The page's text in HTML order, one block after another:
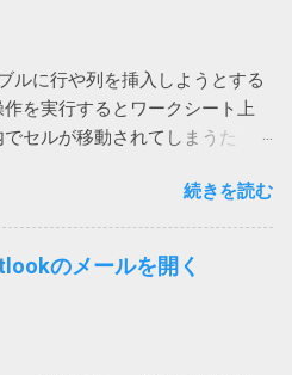
と思います。 レジストリーとは
種アプリ（ソフト）は設定など
理するデータベース（ファイ
ストリーです。 ソフトをインス
れるとWindowsやアプリの挙
ったところ、これは通話ができ
やと思い、iPhoneのWi-Fiをオフ
を試してもらったところ、今
きました。どうやら、ユーザー
通話にUPnPが必要で、問題の
れど効果なし。 海外サイトで
complete the extraction. The
could not be created. などで検
ファイルを右クリックして、
を選んでみたところ、エラー
」が出ました。 それで検
ルに行や列を挿入しようとする
を実行するとワークシート上
セルが移動されてしまうた
表示され、失敗する時がありま
エラーの原因が不明でしたが、
ても解決する必要があって調
うやく原因がわかりました。
続きを読む
のメールを開く